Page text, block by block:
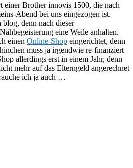
einer Brother innovis 1500, die nach
Abend bei uns eingezogen ist.
blog, denn nach dieser
eine Weile anhalten.
einen Online-Shop eingerichtet, denn
muss ja irgendwie re-finanziert
allerdings erst in einem Jahr, denn
mehr auf das Elterngeld angerechnet
ich ja auch …